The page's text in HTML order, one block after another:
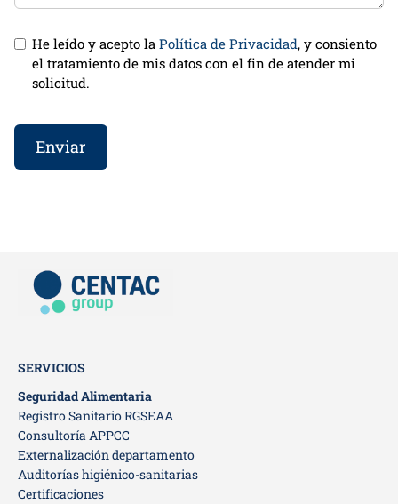
He leído y acepto la Política de Privacidad, y consiento
el tratamiento de mis datos con el fin de atender mi
solicitud.
Enviar
SERVICIOS
Seguridad Alimentaria
Registro Sanitario RGSEAA
Consultoría APPCC
Externalización departamento
Auditorías higiénico-sanitarias
Certificaciones